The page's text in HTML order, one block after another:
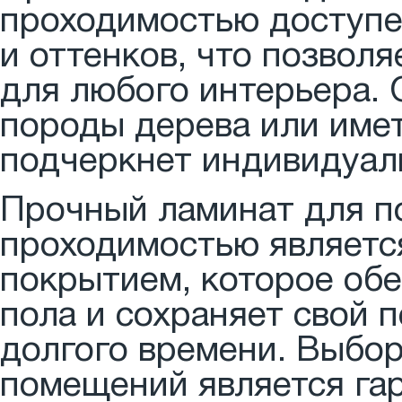
проходимостью
и оттенков, что
для любого интерьера.
породы дерева или
подчеркнет
Прочный ламинат для
проходимостью
покрытием, которое
пола и сохраняет свой
долгого времени.
помещений является